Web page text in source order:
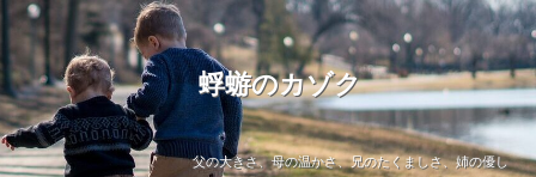
蜉蝣のカゾク
父の大きさ、母の温かさ、兄のたくましさ、姉の優し